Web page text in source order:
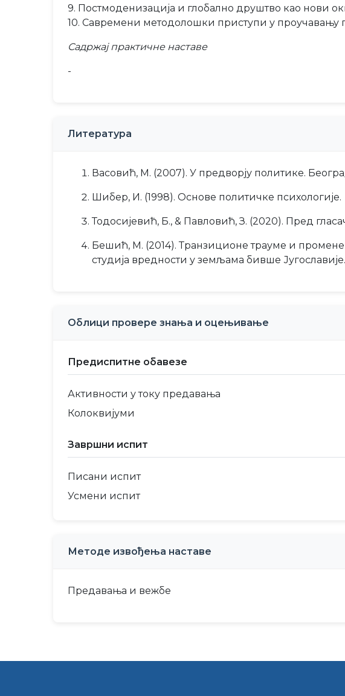
9. Постмоденизација и глобално друштво као нови
10. Савремени методолошки приступи у проучавању
Садржај практичне наставе
-
Литература
Васовић, М. (2007). У предворју политике.
Шибер, И. (1998). Основе политичке психологије.
Тодосијевић, Б., & Павловић, З. (2020). Пред
Бешић, М. (2014). Транзиционе трауме и
студија вредности у земљама бивше
Облици провере знања и оцењивање
Предиспитне обавезе
Активности у току предавања
Колоквијуми
Завршни испит
Писани испит
Усмени испит
Методе извођења наставе
Предавања и вежбе